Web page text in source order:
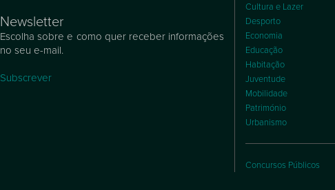
Newsletter
Escolha sobre e como quer receber informações
no seu e-mail.
Subscrever
Cultura e Lazer
Desporto
Economia
Educação
Habitação
Juventude
Mobilidade
Património
Urbanismo
Concursos Públicos